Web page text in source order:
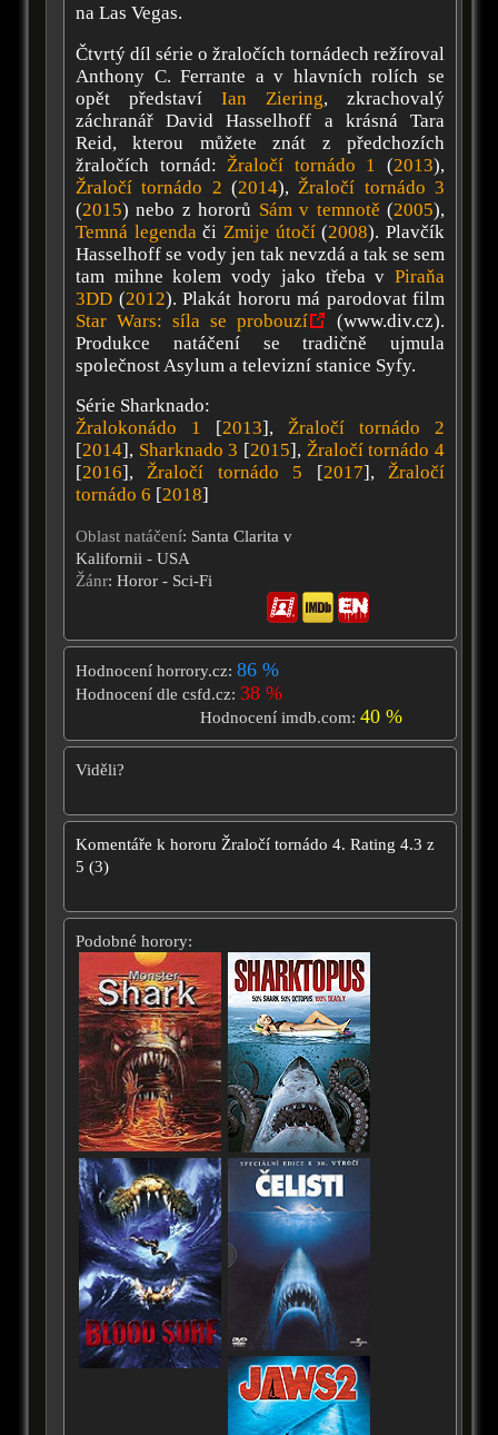
na Las Vegas.
Čtvrtý díl série o žraločích tornádech režíroval
Anthony C. Ferrante a v hlavních rolích se
opět představíIan Ziering, zkrachovalý
záchranář David Hasselhoff a krásná Tara
Reid, kterou můžete znát z předchozích
žraločích tornád:Žraločí tornádo 1 (2013),
Žraločí tornádo 2 (2014),Žraločí tornádo 3
(2015) nebo z hororů Sám v temnotě (2005),
Temná legendačiZmije útočí(2008). Plavčík
Hasselhoff se vody jen tak nevzdá a tak se sem
tam mihne kolem vody jako třeba vPiraňa
3DD (2012). Plakát hororu má parodovat film
Star Wars: síla se probouzí
(www.div.cz).
Produkce natáčení se tradičně ujmula
společnost Asylum a televizní stanice Syfy.
Série Sharknado:
Žralokonádo 1 [2013],Žraločí tornádo 2
[2014], Sharknado 3 [2015], Žraločí tornádo 4
[2016],Žraločí tornádo 5 [2017],Žraločí
tornádo 6 [2018]
Oblast natáčení: Santa Clarita v
Kalifornii - USA
Žánr: Horor - Sci-Fi
Hodnocení horrory.cz: 86 %
Hodnocení dle csfd.cz: 38 %
Hodnocení imdb.com:40 %
Viděli?
Komentáře k hororu Žraločí tornádo 4. Rating 4.3 z
5 (3)
Podobné horory: